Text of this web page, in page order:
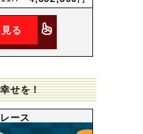
る
せを！
ース